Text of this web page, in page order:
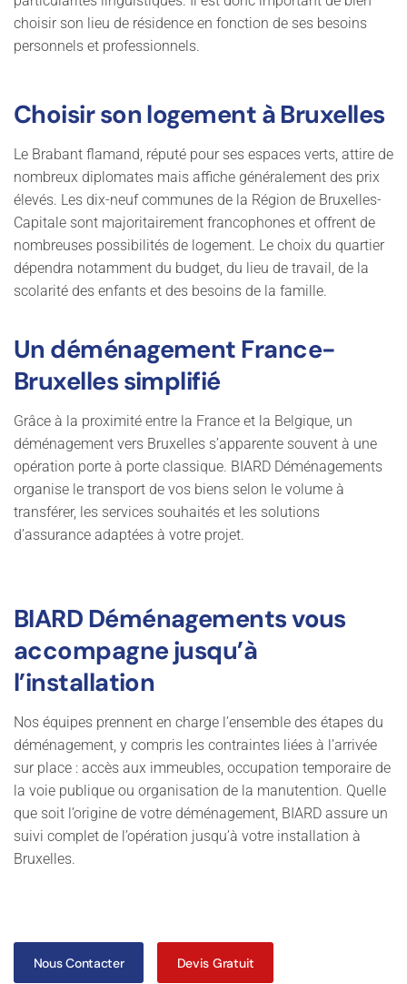
choisir son lieu de résidence en fonction de ses besoins
personnels et professionnels.
Choisir son logement à Bruxelles
Le Brabant flamand, réputé pour ses espaces verts, attire de
nombreux diplomates mais affiche généralement des prix
élevés. Les dix-neuf communes de la Région de Bruxelles-
Capitale sont majoritairement francophones et offrent de
nombreuses possibilités de logement. Le choix du quartier
dépendra notamment du budget, du lieu de travail, de la
scolarité des enfants et des besoins de la famille.
Un déménagement France-
Bruxelles simplifié
Grâce à la proximité entre la France et la Belgique, un
déménagement vers Bruxelles s’apparente souvent à une
opération porte à porte classique. BIARD Déménagements
organise le transport de vos biens selon le volume à
transférer, les services souhaités et les solutions
d’assurance adaptées à votre projet.
BIARD Déménagements vous
accompagne jusqu’à
l’installation
Nos équipes prennent en charge l’ensemble des étapes du
déménagement, y compris les contraintes liées à l’arrivée
sur place : accès aux immeubles, occupation temporaire de
la voie publique ou organisation de la manutention. Quelle
que soit l’origine de votre déménagement, BIARD assure un
suivi complet de l’opération jusqu’à votre installation à
Bruxelles.
Nous Contacter Devis Gratuit